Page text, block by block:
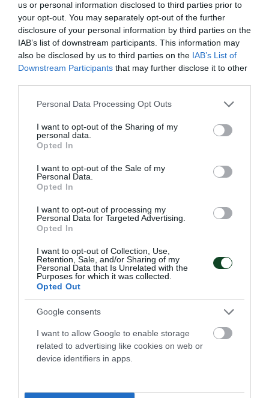
us or personal information disclosed to third parties prior to
your opt-out. You may separately opt-out of the further
disclosure of your personal information by third parties on the
IAB’s list of downstream participants. This information may
also be disclosed by us to third parties on the IAB’s List of
Downstream Participants that may further disclose it to other
Please note that this website/app uses one or more Google
not limited to your visit or usage behaviour. You may click to
grant or deny consent to Google and its third-party tags to
use your data for below specified purposes in below Google
consent section.
Personal Data Processing Opt Outs
I want to opt-out of the Sharing of my
personal data.
Opted In
I want to opt-out of the Sale of my
Personal Data.
Opted In
I want to opt-out of processing my
Personal Data for Targeted Advertising.
Opted In
I want to opt-out of Collection, Use,
Retention, Sale, and/or Sharing of my
Personal Data that Is Unrelated with the
Purposes for which it was collected.
Opted Out
Google consents
I want to allow Google to enable storage
related to advertising like cookies on web or
device identifiers in apps.
Ζάγκρεμπ.
09.06.2026 ΠΙΝΓΚ ΠΟΝΓΚ ΑΝΔΡΩΝ
Με Μάκρα και τη νέα χρονιά!
έναρξη της συνεργασίας του με τον προπονητή της
ανδρικής ομάδας πινγκ πονγκ Λευτέρη Μάκρα.
29.05.2026 ΠΙΝΓΚ ΠΟΝΓΚ ΑΝΔΡΩΝ
ΤΕΛΕΥΤΑΙΑ ΝΕΑ